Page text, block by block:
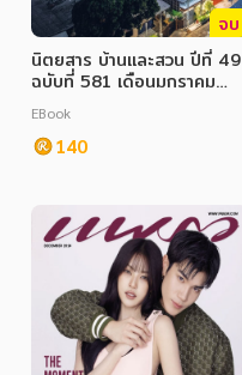
จบ
นิตยสาร บ้านและสวน ปีที่ 49
ฉบับที่ 581 เดือนมกราคม
2568
EBook
140